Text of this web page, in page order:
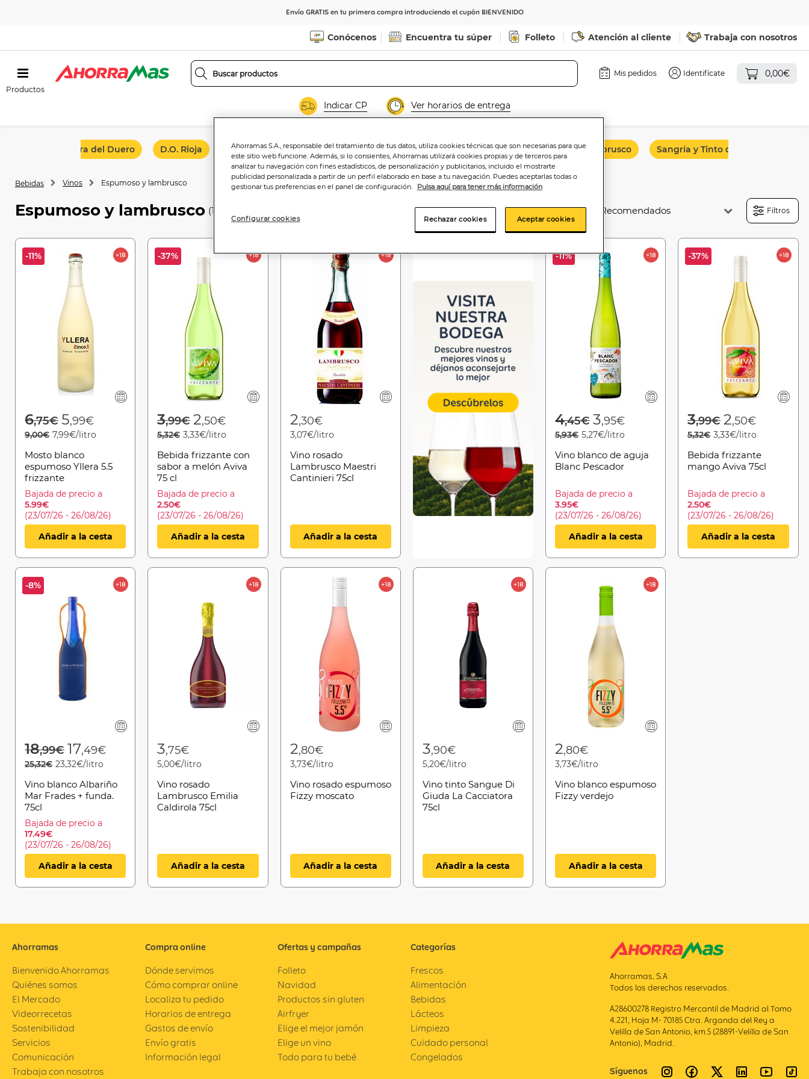
Envío GRATIS en tu primera compra introduciendo el cupón BIENVENIDO
Conócenos Encuentra tu súper Folleto Atención al cliente Trabaja con nosotros
Productos
Mis pedidos Identifícate 0,00€
Indicar CP Ver horarios de entrega
D.O. Ribera del Duero D.O. Rioja D.O. Valdepeñas y La Mancha Semidulces Albariños Espumosos y lambrusco Sangría y Tinto de verano
Bebidas Vinos Espumoso y lambrusco
Espumoso y lambrusco (10 productos) Ordenar: Filtros
-11%
Price reduced from
6,75€to
5,99€
9,00€ 7,99€/litro
Mosto blanco
espumoso Yllera 5.5
frizzante
Bajada de precio a
5.99€
(23/07/26 - 26/08/26)
Añadir a la cesta
-37%
Price reduced from
3,99€to
2,50€
5,32€ 3,33€/litro
Bebida frizzante con
sabor a melón Aviva
75 cl
Bajada de precio a
2.50€
(23/07/26 - 26/08/26)
Añadir a la cesta
2,30€
3,07€/litro
Vino rosado
Lambrusco Maestri
Cantinieri 75cl
Añadir a la cesta
-11%
Price reduced from
4,45€to
3,95€
5,93€ 5,27€/litro
Vino blanco de aguja
Blanc Pescador
Bajada de precio a
3.95€
(23/07/26 - 26/08/26)
Añadir a la cesta
-37%
Price reduced
3,99€to
2,50€
5,32€ 3,33€/litro
Bebida frizzante
mango Aviva 75cl
Bajada de precio a
2.50€
(23/07/26 - 26/08/26)
Añadir a la cesta
-8%
Price reduced from
18,99€to
17,49€
25,32€ 23,32€/litro
Vino blanco Albariño
Mar Frades + funda.
75cl
Bajada de precio a
17.49€
(23/07/26 - 26/08/26)
Añadir a la cesta
3,75€
5,00€/litro
Vino rosado
Lambrusco Emilia
Caldirola 75cl
Añadir a la cesta
2,80€
3,73€/litro
Vino rosado espumoso
Fizzy moscato
Añadir a la cesta
3,90€
5,20€/litro
Vino tinto Sangue Di
Giuda La Cacciatora
75cl
Añadir a la cesta
2,80€
3,73€/litro
Vino blanco espumoso
Fizzy verdejo
Añadir a la cesta
Ahorramas
Bienvenido Ahorramas
Quiénes somos
El Mercado
Videorrecetas
Sostenibilidad
Servicios
Comunicación
Trabaja con nosotros
Compra online
Dónde servimos
Cómo comprar online
Localiza tu pedido
Horarios de entrega
Gastos de envío
Envío gratis
Información legal
Ofertas y campañas
Folleto
Navidad
Productos sin gluten
Airfryer
Elige el mejor jamón
Elige un vino
Todo para tu bebé
Categorías
Frescos
Alimentación
Bebidas
Lácteos
Limpieza
Cuidado personal
Congelados
Ahorramas, S.A
Todos los derechos reservados.
A28600278 Registro Mercantil de Madrid al Tomo
4.221, Hoja M- 70185 Ctra. Arganda del Rey a
Velilla de San Antonio, km.5 (28891-Velilla de San
Antonio), Madrid.
Síguenos
Ahorramas S.A., responsable del tratamiento de tus datos, utiliza cookies técnicas que son necesarias para que
este sitio web funcione. Además, si lo consientes, Ahorramas utilizará cookies propias y de terceros para
analizar tu navegación con fines estadísticos, de personalización y publicitarios, incluido el mostrarte
publicidad personalizada a partir de un perfil elaborado en base a tu navegación. Puedes aceptarlas todas o
gestionar tus preferencias en el panel de configuración.
Pulsa aquí para tener más información
Configurar cookies Rechazar cookies Aceptar cookies